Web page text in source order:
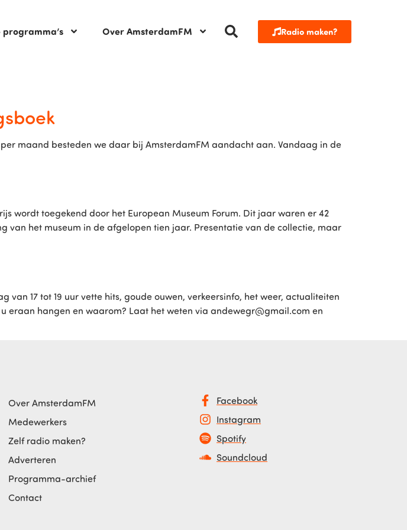
programma’s Over AmsterdamFM Radio maken?
maand besteden we daar bij AmsterdamFM aandacht aan. Vandaag in de
wordt toegekend door het European Museum Forum. Dit jaar waren er 42
van het museum in de afgelopen tien jaar. Presentatie van de collectie, maar
van 17 tot 19 uur vette hits, goude ouwen, verkeersinfo, het weer, actualiteiten
eraan hangen en waarom? Laat het weten via andewegr@gmail.com en
Over AmsterdamFM
Medewerkers
Zelf radio maken?
Adverteren
Programma-archief
Contact
Facebook
Instagram
Spotify
Soundcloud